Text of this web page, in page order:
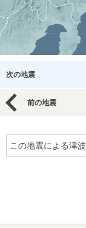
次の地震
前の地震
この地震による津